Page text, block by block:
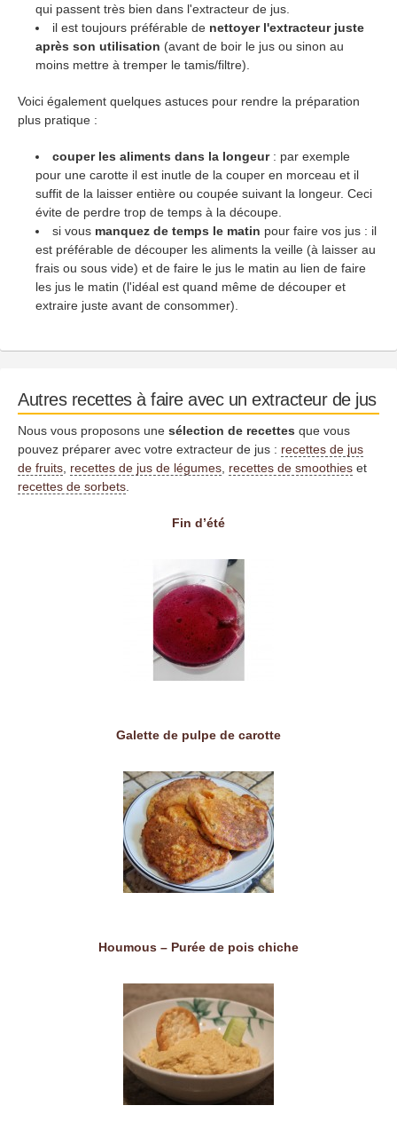
qui passent très bien dans l'extracteur de jus.
il est toujours préférable de nettoyer l'extracteur juste
après son utilisation (avant de boir le jus ou sinon au
moins mettre à tremper le tamis/filtre).
Voici également quelques astuces pour rendre la préparation
plus pratique :
couper les aliments dans la longeur: par exemple
pour une carotte il est inutle de la couper en morceau et il
suffit de la laisser entière ou coupée suivant la longeur. Ceci
évite de perdre trop de temps à la découpe.
si vous manquez de temps le matin pour faire vos jus : il
est préférable de découper les aliments la veille (à laisser au
frais ou sous vide) et de faire le jus le matin au lien de faire
les jus le matin (l'idéal est quand même de découper et
extraire juste avant de consommer).
Autres recettes à faire avec un extracteur de jus
Nous vous proposons une sélection de recettes que vous
pouvez préparer avec votre extracteur de jus : recettes de jus
de fruits recettes de jus de légumes recettes de smoothies et
recettes de sorbets
Fin d’été
Galette de pulpe de carotte
Houmous – Purée de pois chiche